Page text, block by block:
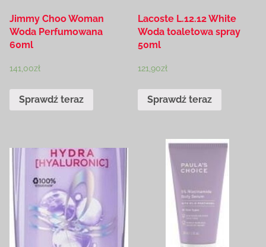
Jimmy Choo Woman
Woda Perfumowana
60ml
141,00zł
Sprawdź teraz
Lacoste L.12.12 White
Woda toaletowa spray
50ml
121,90zł
Sprawdź teraz